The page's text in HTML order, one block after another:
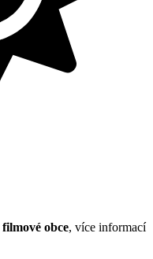
filmové obce, více informací